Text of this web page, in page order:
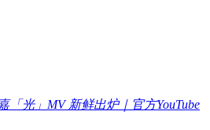
「光」MV 新鲜出炉｜官方YouTube